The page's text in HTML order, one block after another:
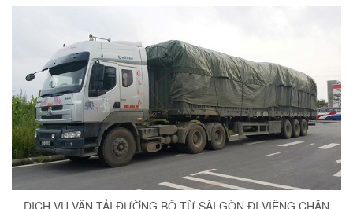
DỊCH VỤ VẬN TẢI ĐƯỜNG BỘ TỪ SÀI GÒN ĐI VIÊNG CHĂN